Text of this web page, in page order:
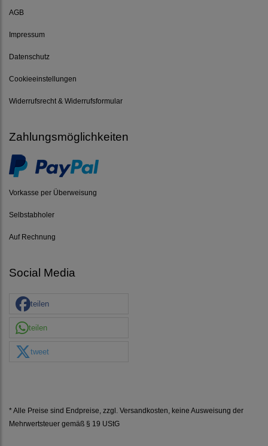
AGB
Impressum
Datenschutz
Cookieeinstellungen
Widerrufsrecht & Widerrufsformular
Zahlungsmöglichkeiten
Vorkasse per Überweisung
Selbstabholer
Auf Rechnung
Social Media
teilen
teilen
tweet
* Alle Preise sind Endpreise, zzgl. Versandkosten , keine Ausweisung der
Mehrwertsteuer gemäß § 19 UStG